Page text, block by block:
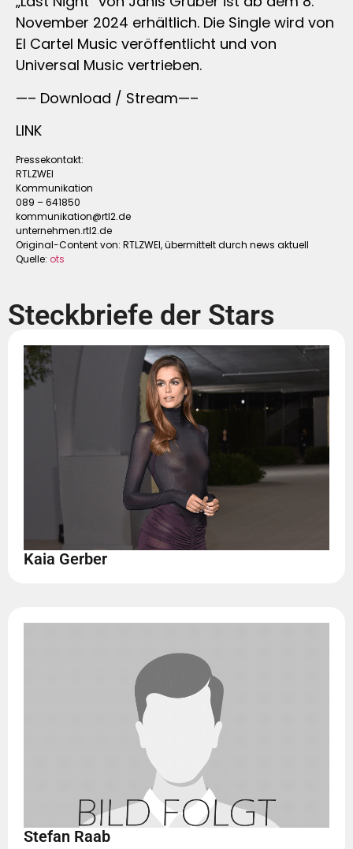
November 2024 erhältlich. Die Single wird von
El Cartel Music veröffentlicht und von
Universal Music vertrieben.
—– Download / Stream—–
LINK
Pressekontakt:
RTLZWEI
Kommunikation
089 – 641850
kommunikation@rtl2.de
unternehmen.rtl2.de
Original-Content von: RTLZWEI, übermittelt durch news aktuell
Quelle: ots
Steckbriefe der Stars
Kaia Gerber
Stefan Raab